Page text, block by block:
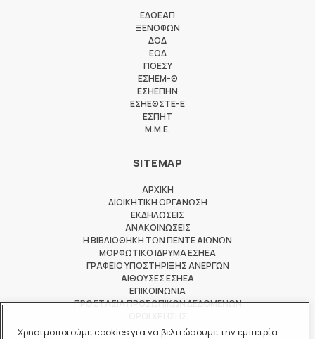
Χρησιμοποιούμε cookies για να βελτιώσουμε την εμπειρία
ΕΔΟΕΑΠ
ΞΕΝΟΦΩΝ
ΔΟΔ
ΕΟΔ
ΠΟΕΣΥ
ΕΣΗΕΜ-Θ
ΕΣΗΕΠΗΝ
ΕΣΗΕΘΣΤΕ-Ε
ΕΣΠΗΤ
M.M.E.
SITEMAP
ΑΡΧΙΚΗ
ΔΙΟΙΚΗΤΙΚΗ ΟΡΓΑΝΩΣΗ
ΕΚΔΗΛΩΣΕΙΣ
ΑΝΑΚΟΙΝΩΣΕΙΣ
Η ΒΙΒΛΙΟΘΗΚΗ ΤΩΝ ΠΕΝΤΕ ΑΙΩΝΩΝ
ΜΟΡΦΩΤΙΚΟ ΙΔΡΥΜΑ ΕΣΗΕΑ
ΓΡΑΦΕΙΟ ΥΠΟΣΤΗΡΙΞΗΣ ΑΝΕΡΓΩΝ
ΑΙΘΟΥΣΕΣ ΕΣΗΕΑ
ΕΠΙΚΟΙΝΩΝΙΑ
ΠΡΟΣΤΑΣΙΑ ΠΡΟΣΩΠΙΚΩΝ ΔΕΔΟΜΕΝΩΝ